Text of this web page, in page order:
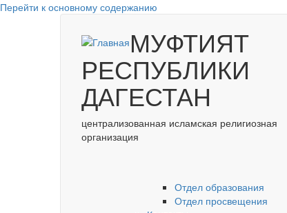
Перейти к основному содержанию
МУФТИЯТ
РЕСПУБЛИКИ
ДАГЕСТАН
централизованная исламская религиозная
организация
Отдел образования
Отдел просвещения